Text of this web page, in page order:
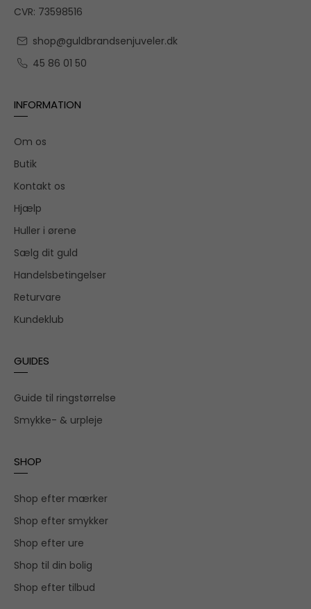
CVR: 73598516
shop@guldbrandsenjuveler.dk
45 86 01 50
INFORMATION
Om os
Butik
Kontakt os
Hjælp
Huller i ørene
Sælg dit guld
Handelsbetingelser
Returvare
Kundeklub
GUIDES
Guide til ringstørrelse
Smykke- & urpleje
SHOP
Shop efter mærker
Shop efter smykker
Shop efter ure
Shop til din bolig
Shop efter tilbud